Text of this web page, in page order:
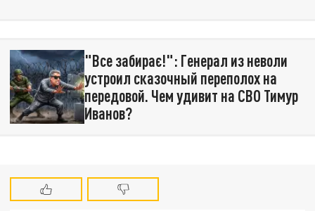
"Все забирає!": Генерал из неволи
устроил сказочный переполох на
передовой. Чем удивит на СВО Тимур
Иванов?